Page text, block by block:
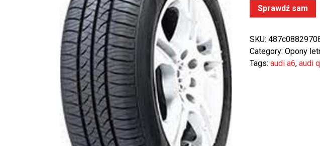
Sprawdź sam
SKU:
Category: Opony
Tags: audi a6, audi